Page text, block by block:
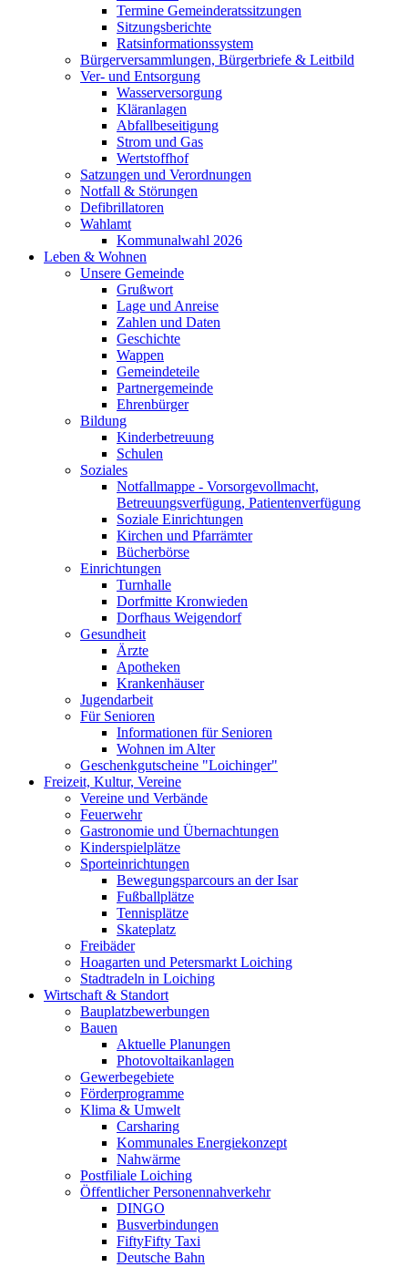
Termine Gemeinderatssitzungen
Sitzungsberichte
Ratsinformationssystem
Bürgerversammlungen, Bürgerbriefe & Leitbild
Ver- und Entsorgung
Wasserversorgung
Kläranlagen
Abfallbeseitigung
Strom und Gas
Wertstoffhof
Satzungen und Verordnungen
Notfall & Störungen
Defibrillatoren
Wahlamt
Kommunalwahl 2026
Leben & Wohnen
Unsere Gemeinde
Grußwort
Lage und Anreise
Zahlen und Daten
Geschichte
Wappen
Gemeindeteile
Partnergemeinde
Ehrenbürger
Bildung
Kinderbetreuung
Schulen
Soziales
Notfallmappe - Vorsorgevollmacht,
Betreuungsverfügung, Patientenverfügung
Soziale Einrichtungen
Kirchen und Pfarrämter
Bücherbörse
Einrichtungen
Turnhalle
Dorfmitte Kronwieden
Dorfhaus Weigendorf
Gesundheit
Ärzte
Apotheken
Krankenhäuser
Jugendarbeit
Für Senioren
Informationen für Senioren
Wohnen im Alter
Geschenkgutscheine "Loichinger"
Freizeit, Kultur, Vereine
Vereine und Verbände
Feuerwehr
Gastronomie und Übernachtungen
Kinderspielplätze
Sporteinrichtungen
Bewegungsparcours an der Isar
Fußballplätze
Tennisplätze
Skateplatz
Freibäder
Hoagarten und Petersmarkt Loiching
Stadtradeln in Loiching
Wirtschaft & Standort
Bauplatzbewerbungen
Bauen
Aktuelle Planungen
Photovoltaikanlagen
Gewerbegebiete
Förderprogramme
Klima & Umwelt
Carsharing
Kommunales Energiekonzept
Nahwärme
Postfiliale Loiching
Öffentlicher Personennahverkehr
DINGO
Busverbindungen
FiftyFifty Taxi
Deutsche Bahn